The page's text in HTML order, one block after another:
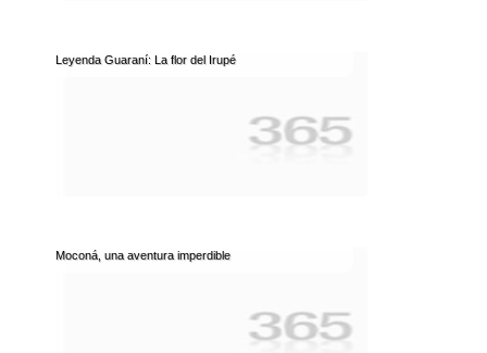
Leyenda Guaraní: La flor del Irupé
Moconá, una aventura imperdible